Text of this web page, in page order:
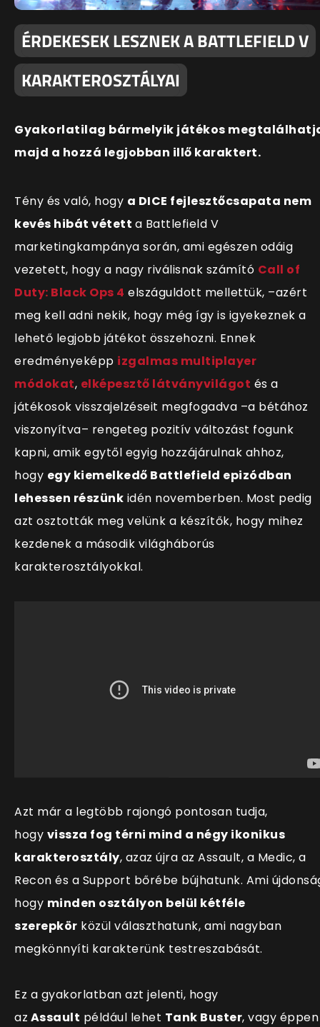
ÉRDEKESEK LESZNEK A BATTLEFIELD V
KARAKTEROSZTÁLYAI
Gyakorlatilag bármelyik játékos
majd a hozzá legjobban illő karaktert.
Tény és való, hogy a DICE fejlesztőcsapata nem
kevés hibát vétett a Battlefield V
marketingkampánya során, ami egészen odáig
vezetett, hogy a nagy riválisnak számító Call of
Duty: Black Ops 4 elszáguldott mellettük, –azért
meg kell adni nekik, hogy még így is igyekeznek a
lehető legjobb játékot összehozni. Ennek
eredményeképp izgalmas multiplayer
módokat, elképesztő látványvilágot és a
játékosok visszajelzéseit megfogadva –a bétához
viszonyítva– rengeteg pozitív változást fogunk
kapni, amik egytől egyig hozzájárulnak ahhoz,
hogy egy kiemelkedő Battlefield epizódban
lehessen részünk idén novemberben. Most pedig
azt osztották meg velünk a készítők, hogy mihez
kezdenek a második világháborús
karakterosztályokkal.
Azt már a legtöbb rajongó pontosan tudja,
hogy vissza fog térni mind a négy ikonikus
karakterosztály, azaz újra az Assault, a Medic, a
Recon és a Support bőrébe bújhatunk. Ami
hogy minden osztályon belül kétféle
szerepkör közül választhatunk, ami nagyban
megkönnyíti karakterünk testreszabását.
Ez a gyakorlatban azt jelenti, hogy
az Assault például lehet Tank Buster, vagy éppen